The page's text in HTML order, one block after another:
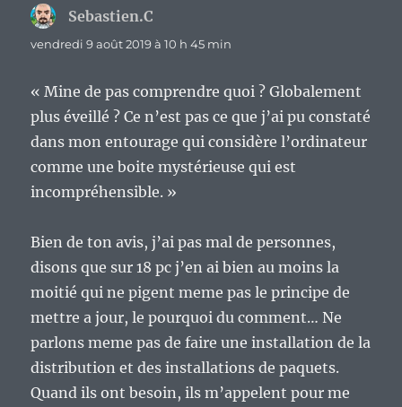
Sebastien.C
vendredi 9 août 2019 à 10 h 45 min
« Mine de pas comprendre quoi ? Globalement
plus éveillé ? Ce n’est pas ce que j’ai pu constaté
dans mon entourage qui considère l’ordinateur
comme une boite mystérieuse qui est
incompréhensible. »
Bien de ton avis, j’ai pas mal de personnes,
disons que sur 18 pc j’en ai bien au moins la
moitié qui ne pigent meme pas le principe de
mettre a jour, le pourquoi du comment… Ne
parlons meme pas de faire une installation de la
distribution et des installations de paquets.
Quand ils ont besoin, ils m’appelent pour me